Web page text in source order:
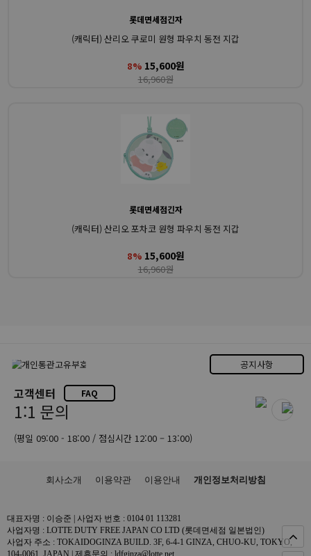
롯데면세점긴자
(캐릭터) 산리오 쿠로미 원형 파우치 동전 지갑
8% 15,600원
16,960원
롯데면세점긴자
(캐릭터) 산리오 포차코 원형 파우치 동전 지갑
8% 15,600원
16,960원
공지사항
고객센터 FAQ
1:1 문의
(평일 09:00 - 18:00 / 점심시간 12:00 – 13:00)
회사소개 이용약관 이용안내 개인정보처리방침
대표자명 : 이승준 | 사업자 번호 : 0104 01 113281
사업자명 : LOTTE DUTY FREE JAPAN CO LTD (롯데면세점 일본법인)
사업자 주소 : TOKAIDOGINZA BUILD. 3F, 6-4-1 GINZA, CHUO-KU, TOKYO,
104-0061, JAPAN | 제휴문의 : ldfginza@lotte.net